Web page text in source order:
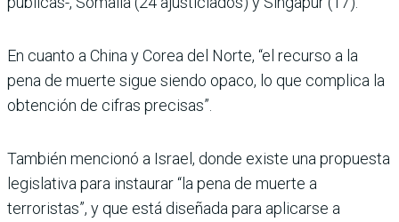
En cuanto a China y Corea del Norte, “el recurso a la
pena de muerte sigue siendo opaco, lo que complica la
obtención de cifras precisas”.
También mencionó a Israel, donde existe una propuesta
legislativa para instaurar “la pena de muerte a
terroristas”, y que está diseñada para aplicarse a